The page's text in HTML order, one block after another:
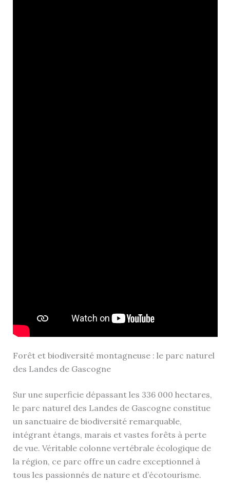
Forêt et biodiversité montagneuse : le parc naturel
des Landes de Gascogne
Sur une superficie dépassant les 336 000 hectares,
le parc naturel des Landes de Gascogne constitue
un sanctuaire de biodiversité remarquable,
intégrant étangs, marais et vastes forêts à perte
de vue. Véritable colonne vertébrale écologique de
la région, ce parc offre un cadre exceptionnel à
tous les passionnés de nature et d’écotourisme.